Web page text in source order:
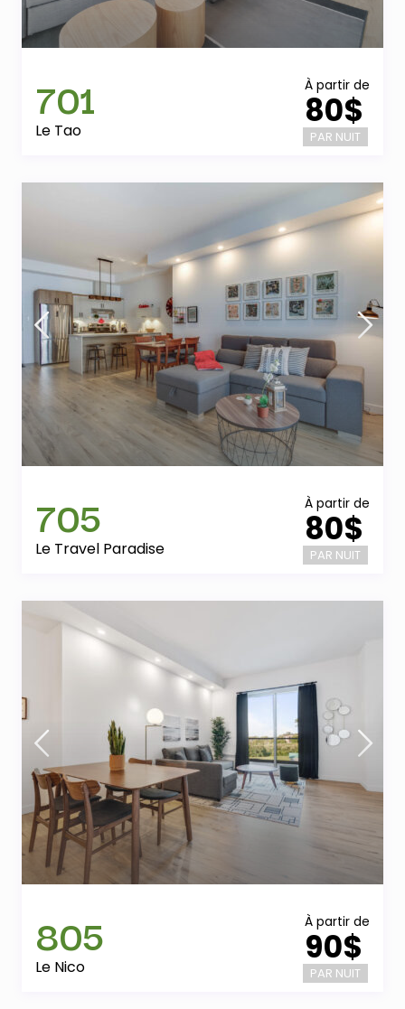
À partir de
80$
PAR NUIT
701
Le Tao
À partir de
80$
PAR NUIT
705
Le Travel Paradise
À partir de
90$
PAR NUIT
805
Le Nico